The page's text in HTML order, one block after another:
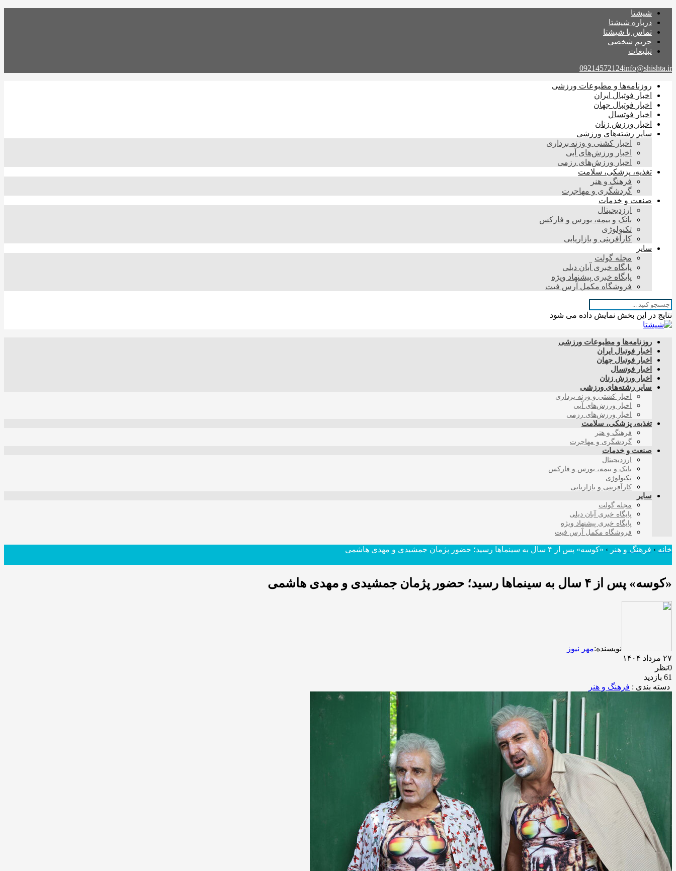
شیشتا
درباره شیشتا
تماس با شیشتا
حریم شخصی
تبلیغات
09214572124info@shishta.ir
روزنامه‌ها و مطبوعات ورزشی
اخبار فوتبال ایران
اخبار فوتبال جهان
اخبار فوتسال
اخبار ورزش زنان
سایر رشته‌های ورزشی
اخبار کشتی و وزنه برداری
اخبار ورزش‌های آبی
اخبار ورزش‌های رزمی
تغذیه، پزشکی، سلامت
فرهنگ و هنر
گردشگری و مهاجرت
صنعت و خدمات
ارزدیجیتال
بانک و بیمه، بورس و فارکس
تکنولوژی
کارآفرینی و بازاریابی
سایر
مجله گولت
پایگاه خبری آبان دیلی
پایگاه خبری پیشنهاد ویژه
فروشگاه مکمل آرس فیت
نتایج در این بخش نمایش داده می شود
روزنامه‌ها و مطبوعات ورزشی
اخبار فوتبال ایران
اخبار فوتبال جهان
اخبار فوتسال
اخبار ورزش زنان
سایر رشته‌های ورزشی
اخبار کشتی و وزنه برداری
اخبار ورزش‌های آبی
اخبار ورزش‌های رزمی
تغذیه، پزشکی، سلامت
فرهنگ و هنر
گردشگری و مهاجرت
صنعت و خدمات
ارزدیجیتال
بانک و بیمه، بورس و فارکس
تکنولوژی
کارآفرینی و بازاریابی
سایر
مجله گولت
پایگاه خبری آبان دیلی
پایگاه خبری پیشنهاد ویژه
فروشگاه مکمل آرس فیت
خانه › فرهنگ و هنر › «کوسه» پس از ۴ سال به سینماها رسید؛ حضور پژمان جمشیدی و مهدی هاشمی
«کوسه» پس از ۴ سال به سینماها رسید؛ حضور پژمان جمشیدی و مهدی هاشمی
نویسنده:مهر نیوز
۲۷ مرداد ۱۴۰۴
0نظر
61 بازدید
دسته بندی : فرهنگ و هنر